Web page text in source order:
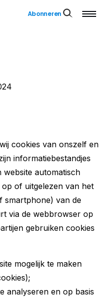
Abonneren
cookies van onszelf en
informatiebestandjes
website automatisch
of uitgelezen van het
smartphone) van de
via de webbrowser op
gebruiken cookies
mogelijk te maken
analyseren en op basis